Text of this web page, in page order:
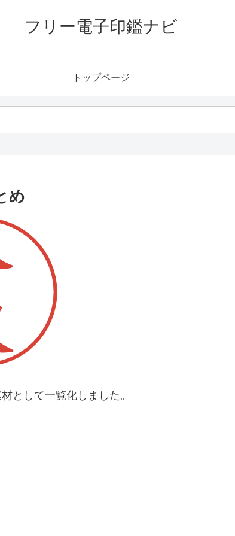
フリー電子印鑑ナビ
トップページ
め
として一覧化しました。